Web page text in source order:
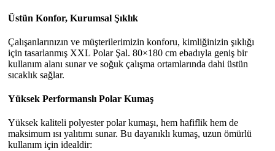
Üstün Konfor, Kurumsal Şıklık
Çalışanlarınızın ve müşterilerimizin konforu, kimliğinizin şıklığı
için tasarlanmış XXL Polar Şal. 80×180 cm ebadıyla geniş bir
kullanım alanı sunar ve soğuk çalışma ortamlarında dahi üstün
sıcaklık sağlar.
Yüksek Performanslı Polar Kumaş
Yüksek kaliteli polyester polar kumaşı, hem hafiflik hem de
maksimum ısı yalıtımı sunar. Bu dayanıklı kumaş, uzun ömürlü
kullanım için idealdir: